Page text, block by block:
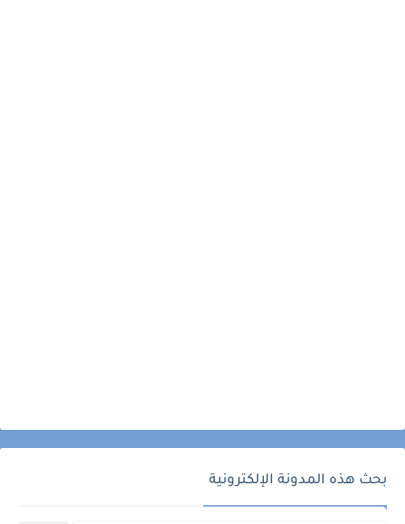
بحث هذه المدونة الإلكترونية